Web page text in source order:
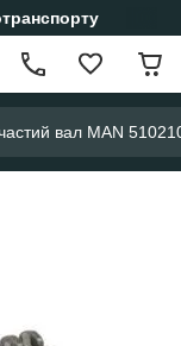
вал MAN